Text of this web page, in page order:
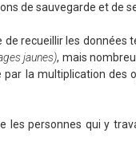
de sauvegarde et de
recueillir les données
jaunes), mais
la multiplication des
les personnes qui y